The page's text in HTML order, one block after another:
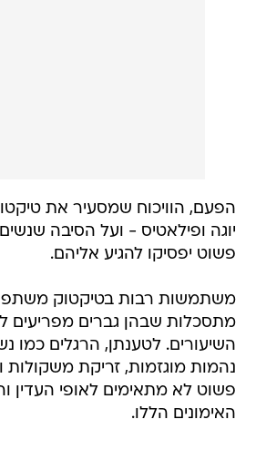
הפעם, הוויכוח שמסעיר את
יוגה ופילאטיס - ועל הסיבה
פשוט יפסיקו להגיע אליהם.
משתמשות רבות בטיקטוק
מתסכלות שבהן גברים מפריעים
השיעורים. לטענתן, הרגלים כמו
נהמות מוגזמות, זריקת משקולות
פשוט לא מתאימים לאופי העדין
האימונים הללו.